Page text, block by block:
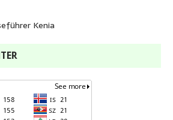
Kenia